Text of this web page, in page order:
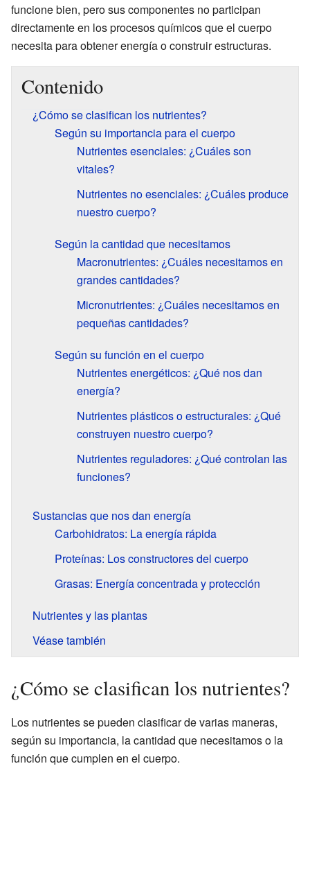
funcione bien, pero sus componentes no participan
directamente en los procesos químicos que el cuerpo
necesita para obtener energía o construir estructuras.
Contenido
¿Cómo se clasifican los nutrientes?
Según su importancia para el cuerpo
Nutrientes esenciales: ¿Cuáles son
vitales?
Nutrientes no esenciales: ¿Cuáles produce
nuestro cuerpo?
Según la cantidad que necesitamos
Macronutrientes: ¿Cuáles necesitamos en
grandes cantidades?
Micronutrientes: ¿Cuáles necesitamos en
pequeñas cantidades?
Según su función en el cuerpo
Nutrientes energéticos: ¿Qué nos dan
energía?
Nutrientes plásticos o estructurales: ¿Qué
construyen nuestro cuerpo?
Nutrientes reguladores: ¿Qué controlan las
funciones?
Sustancias que nos dan energía
Carbohidratos: La energía rápida
Proteínas: Los constructores del cuerpo
Grasas: Energía concentrada y protección
Nutrientes y las plantas
Véase también
¿Cómo se clasifican los nutrientes?
Los nutrientes se pueden clasificar de varias maneras,
según su importancia, la cantidad que necesitamos o la
función que cumplen en el cuerpo.